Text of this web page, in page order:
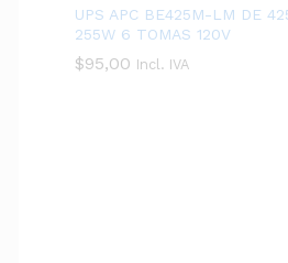
UPS APC BE425M-LM DE
255W 6 TOMAS 120V
$95,00 Incl. IVA
$95,00